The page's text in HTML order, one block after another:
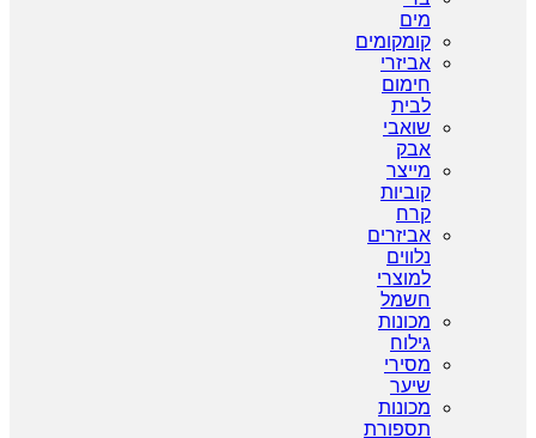
מים
קומקומים
אביזרי
חימום
לבית
שואבי
אבק
מייצר
קוביות
קרח
אביזרים
נלווים
למוצרי
חשמל
מכונות
גילוח
מסירי
שיער
מכונות
תספורת